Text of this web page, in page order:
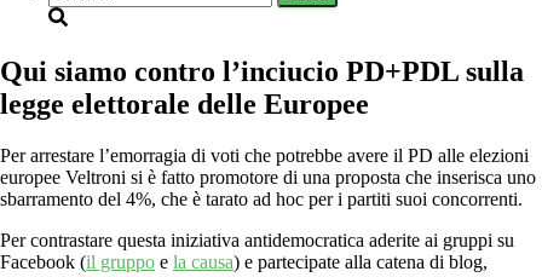
per:
Qui siamo contro l’inciucio PD+PDL sulla
legge elettorale delle Europee
Per arrestare l’emorragia di voti che potrebbe avere il PD alle elezioni
europee Veltroni si è fatto promotore di una proposta che inserisca uno
sbarramento del 4%, che è tarato ad hoc per i partiti suoi concorrenti.
Per contrastare questa iniziativa antidemocratica aderite ai gruppi su
Facebook (il gruppo e la causa) e partecipate alla catena di blog,